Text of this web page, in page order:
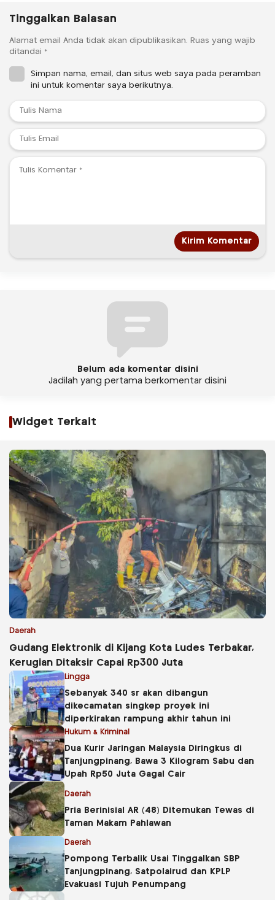
Tinggalkan Balasan
Alamat email Anda tidak akan dipublikasikan.
Ruas yang wajib
ditandai *
Simpan nama, email, dan situs web saya pada peramban
ini untuk komentar saya berikutnya.
Belum ada komentar disini
Jadilah yang pertama berkomentar disini
Widget Terkait
Daerah
Gudang Elektronik di Kijang Kota Ludes Terbakar,
Kerugian Ditaksir Capai Rp300 Juta
Lingga
Sebanyak 340 sr akan dibangun
dikecamatan singkep proyek ini
diperkirakan rampung akhir tahun ini
Hukum & Kriminal
Dua Kurir Jaringan Malaysia Diringkus di
Tanjungpinang, Bawa 3 Kilogram Sabu dan
Upah Rp50 Juta Gagal Cair
Daerah
Pria Berinisial AR (48) Ditemukan Tewas di
Taman Makam Pahlawan
Daerah
Pompong Terbalik Usai Tinggalkan SBP
Tanjungpinang, Satpolairud dan KPLP
Evakuasi Tujuh Penumpang